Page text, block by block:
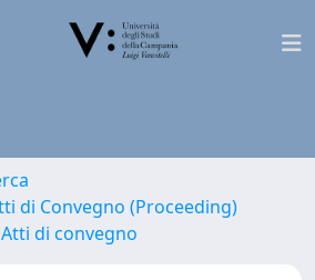
di Convegno (Proceeding)
di convegno